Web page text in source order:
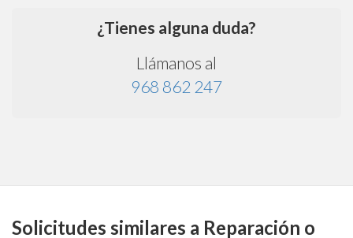
¿Tienes alguna duda?
Llámanos al
968 862 247
Solicitudes similares a Reparación o